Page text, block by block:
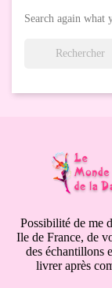
Search again
Possibilité de me
Ile de France, de
des échantillons
livrer après